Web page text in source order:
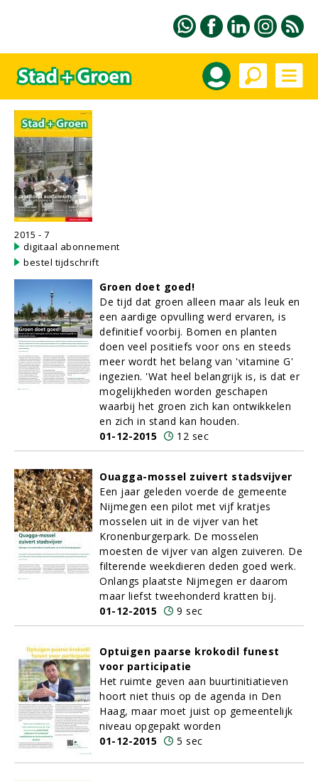
2015 - 7
digitaal abonnement
bestel tijdschrift
Groen doet goed!
De tijd dat groen alleen maar als leuk en
een aardige opvulling werd ervaren, is
definitief voorbij. Bomen en planten
doen veel positiefs voor ons en steeds
meer wordt het belang van 'vitamine G'
ingezien. 'Wat heel belangrijk is, is dat er
mogelijkheden worden geschapen
waarbij het groen zich kan ontwikkelen
en zich in stand kan houden.
01-12-2015
12 sec
Ouagga-mossel zuivert stadsvijver
Een jaar geleden voerde de gemeente
Nijmegen een pilot met vijf kratjes
mosselen uit in de vijver van het
Kronenburgerpark. De mosselen
moesten de vijver van algen zuiveren. De
filterende weekdieren deden goed werk.
Onlangs plaatste Nijmegen er daarom
maar liefst tweehonderd kratten bij.
01-12-2015
9 sec
Optuigen paarse krokodil funest
voor participatie
Het ruimte geven aan buurtinitiatieven
hoort niet thuis op de agenda in Den
Haag, maar moet juist op gemeentelijk
niveau opgepakt worden
01-12-2015
5 sec